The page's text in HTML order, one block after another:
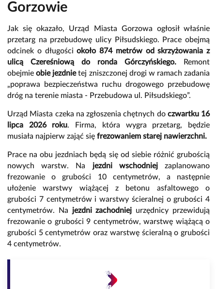
Gorzowie
Jak się okazało, Urząd Miasta Gorzowa ogłosił właśnie
przetarg na przebudowę ulicy Piłsudskiego. Prace obejmą
odcinek o długościokoło 874 metrów od skrzyżowania z
ulicą Czereśniową do ronda Górczyńskiego.
Remont
obejmieobie jezdnietej zniszczonej drogi w ramach zadania
„poprawa bezpieczeństwa ruchu drogowego przebudowę
dróg na terenie miasta - Przebudowa ul. Piłsudskiego”.
Urząd Miasta czeka na zgłoszenia chętnych do czwartku 16
lipca 2026 roku. Firma, która wygra przetarg, będzie
musiała najpierw zająć się frezowaniem starej nawierzchni.
Prace na obu jezdniach będą się od siebie różnić grubością
nowych warstw. Na jezdni wschodniejzaplanowano
frezowanie o grubości 10 centymetrów, a następnie
ułożenie warstwy wiążącej z betonu asfaltowego o
grubości 7 centymetrów i warstwy ścieralnej o grubości 4
centymetrów. Na jezdni zachodniej urzędnicy przewidują
frezowanie o grubości 9 centymetrów, warstwę wiążącą o
grubości 5 centymetrów oraz warstwę ścieralną o grubości
4 centymetrów.